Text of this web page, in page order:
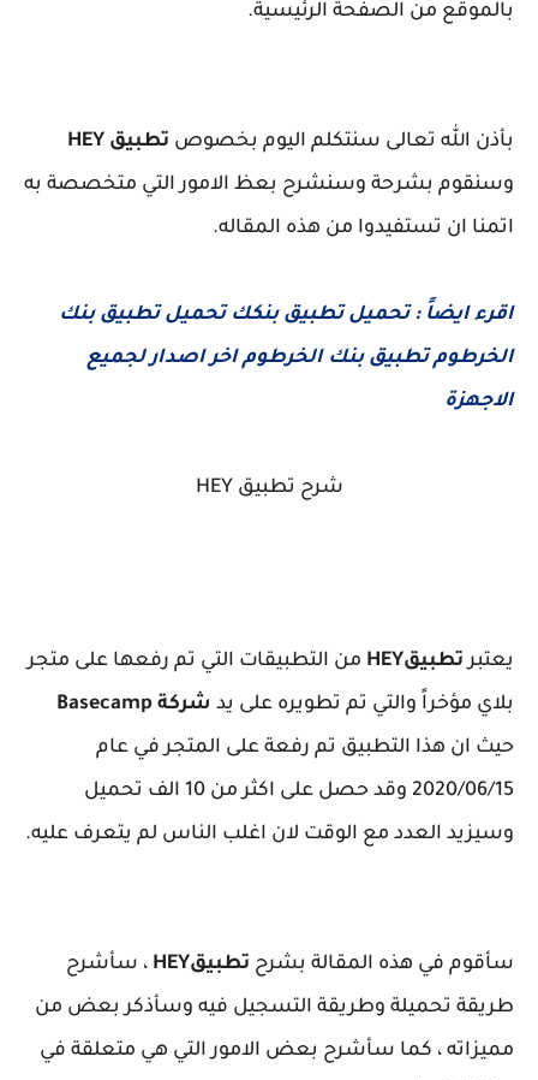
بالموقع من الصفحة الرئيسية.
بأذن الله تعالى سنتكلم اليوم بخصوص تطبيق HEY
وسنقوم بشرحة وسنشرح بعظ الامور التي متخصصة به
اتمنا ان تستفيدوا من هذه المقاله.
اقرء ايضاً :تحميل تطبيق بنكك تحميل تطبيق بنك
الخرطوم تطبيق بنك الخرطوم اخر اصدار لجميع
الاجهزة
شرح تطبيق HEY
يعتبرتطبيقHEY من التطبيقات التي تم رفعها على متجر
بلاي مؤخراً والتي تم تطويره على يد شركة Basecamp
حيث ان هذا التطبيق تم رفعة على المتجر في عام
2020/06/15 وقد حصل على اكثر من 10 الف تحميل
وسيزيد العدد مع الوقت لان اغلب الناس لم يتعرف عليه.
سأقوم في هذه المقالة بشرح تطبيقHEY ، سأشرح
طريقة تحميلة وطريقة التسجيل فيه وسأذكر بعض من
مميزاته ، كما سأشرح بعض الامور التي هي متعلقة في